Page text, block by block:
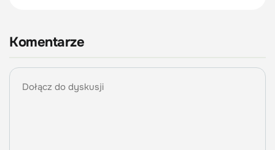
Komentarze